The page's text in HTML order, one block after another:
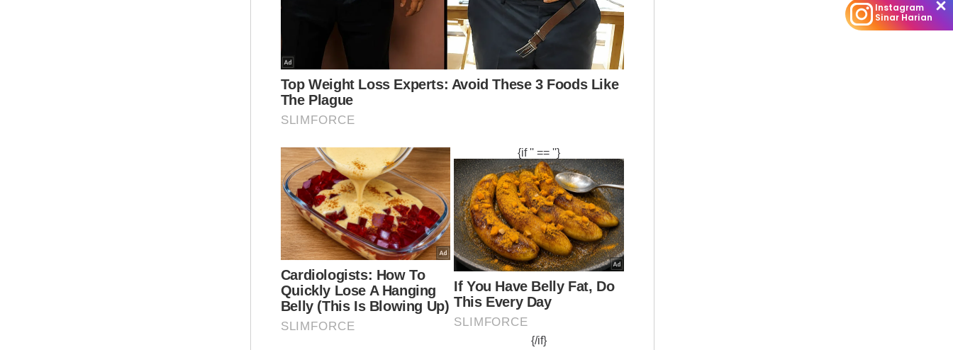
Semarak Resource Centre merupakan pusat
komuniti flat berkenaan.
Mengulas lanjut katanya, penceraian berkenaan
merupakan kali kedua selepas kali pertama pada
2018, bagaimanapun dirujuk semula ketika masih
dalam tempoh edah.
Artikel Berkaitan:
Punca tiga beranak dijangkiti batuk kokol disiasat - Dr
Zaliha
AMK kecewa tindakan KDN rampas buku
'Jangan mudah koyak' - MB Kelantan
Jelasnya, sepanjang empat tahun mendirikan
rumah tangga dengan suaminya itu, mereka tidak
mempunyai banyak masalah.
Instagram
Sinar Harian